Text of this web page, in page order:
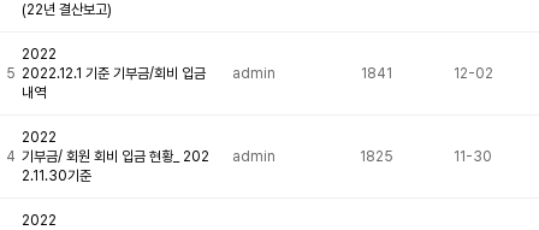
(22년 결산보고)
5
2022
2022.12.1 기준 기부금/회비 입금
내역
admin 1841 12-02
4
2022
기부금/ 회원 회비 입금 현황_ 202
2.11.30기준
admin 1825 11-30
2022